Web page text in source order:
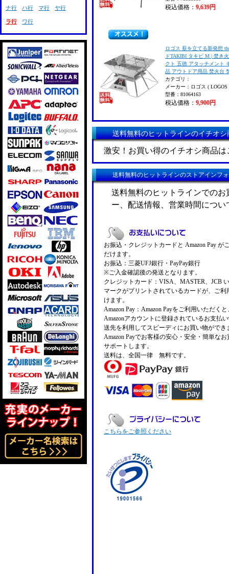
税込価格： 9,639円
ロゴス 薪を立てる新発想
ドTAKIBI タキビ M | 焚き
クト 五徳 アタッチメント
品 アウトドア用品 焚火台
カテゴリ：
メーカー：ロゴス ( LOGOS
型番：81064163
税込価格： 9,900円
送料無料のヒットラインのイチオシ
激安！お買い得のイチオシ商品
送料無料のヒットラインのストアインフ
送料無料のヒットラインでの
ー、配送情報、営業時間につ
お振込・クレジットカードと Amazon Pay が
だけます。
お振込：三菱UFJ銀行・PayPay銀行
※ご入金確認後の発送となります。
クレジットカード：VISA、MASTER、JCB
マークがプリントされているカードが、ご利
けます。
Amazon Pay：Amazon Payをご利用いただく
Amazonアカウントに登録されているお支払
送先を利用してスピーディにお買い物ができ
Amazon Payでお客様の安心・安全・簡単な
サポートします。
送料は、全国一律 無料です。
こちらをご参照ください
ナ行 ハ行 マ行 ヤ行
ラ行 ワ行